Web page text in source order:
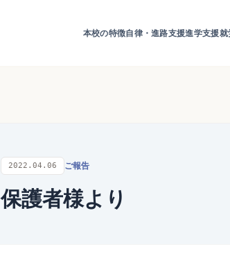
本校の特徴自律・進路支援進学支援就
2022.04.06 ご報告
保護者様より